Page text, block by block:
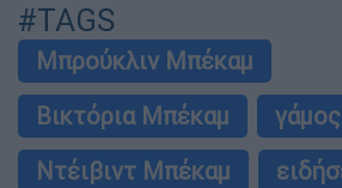
#TAGS
Μπρούκλιν Μπέκαμ
Βικτόρια Μπέκαμ
γάμος
Ντέιβιντ Μπέκαµ